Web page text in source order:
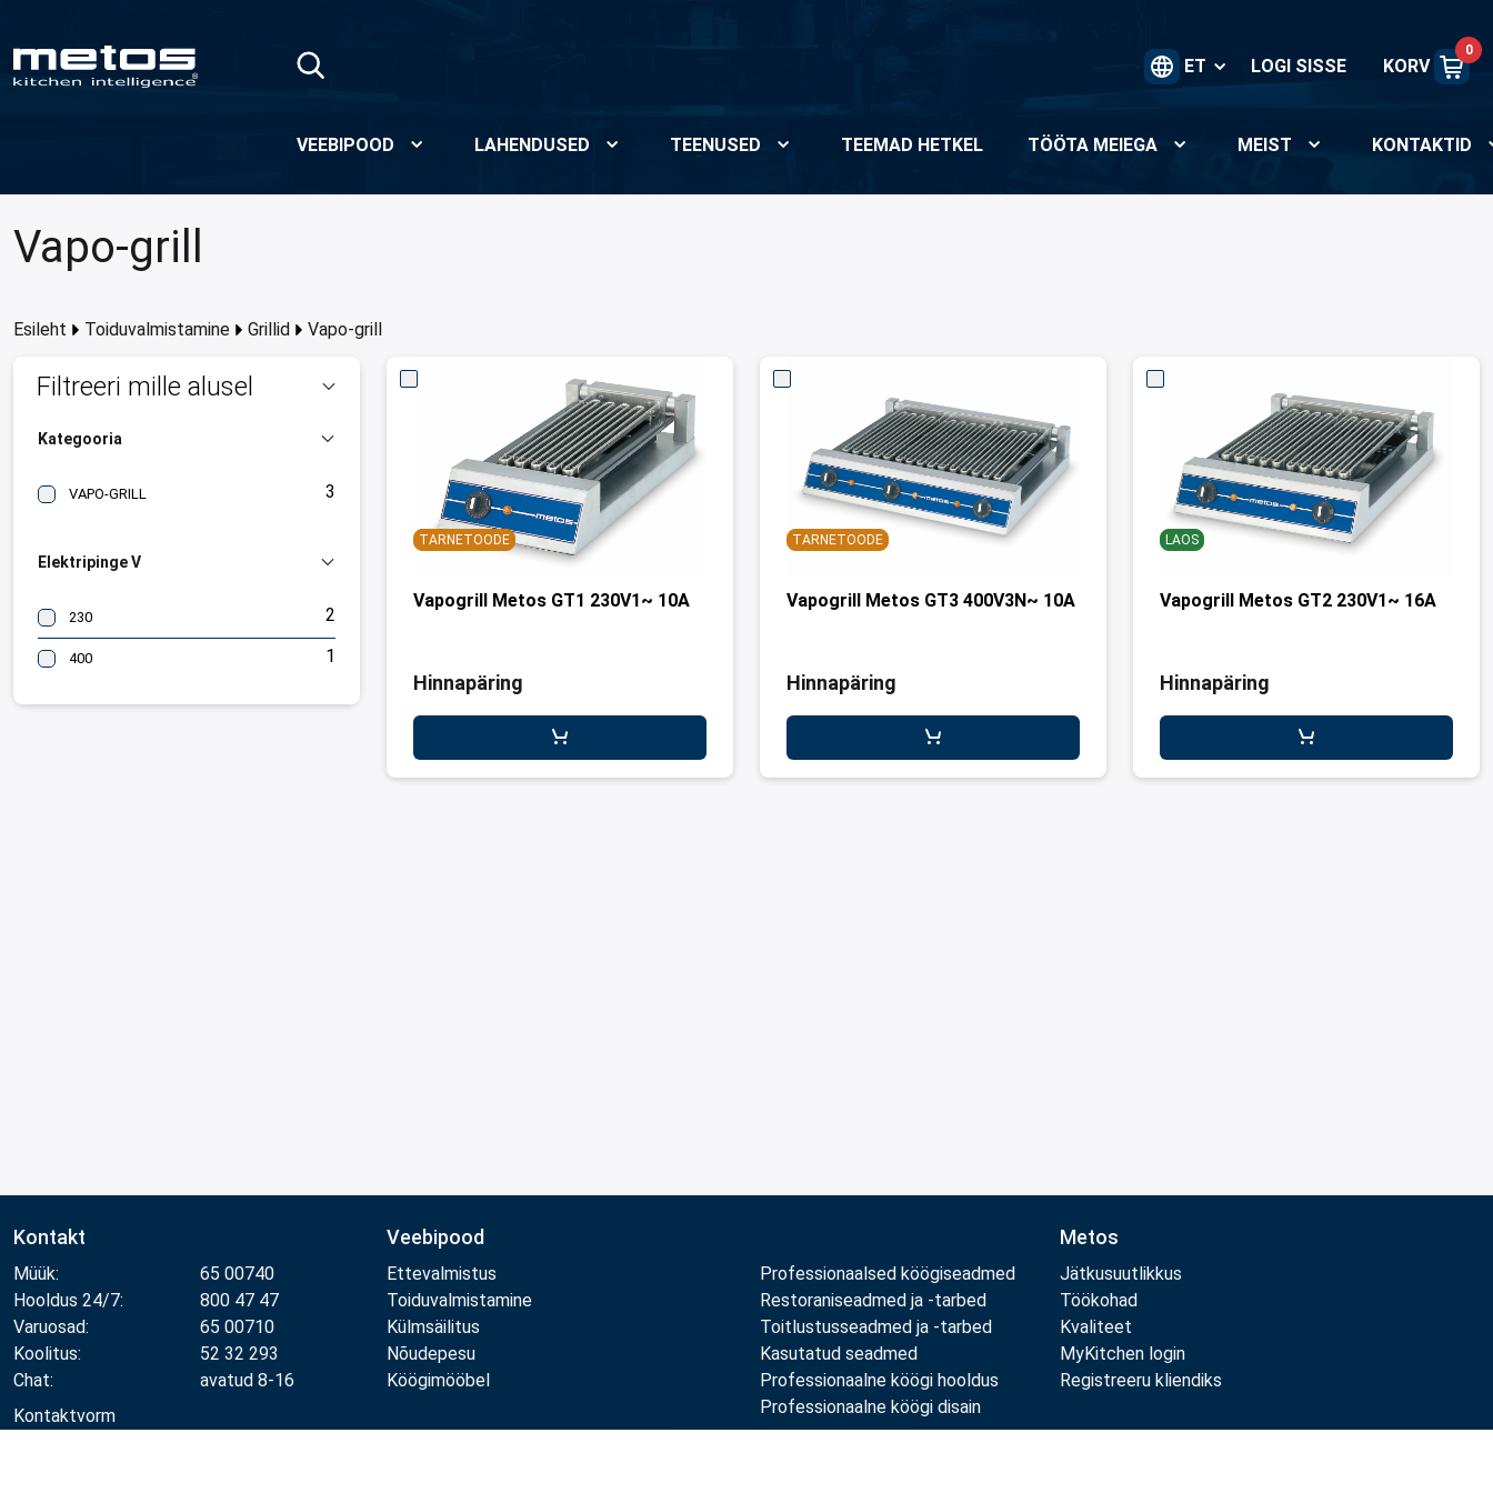
ET LOGI SISSE KORV
0
VEEBIPOOD LAHENDUSED TEENUSED TEEMAD HETKEL TÖÖTA MEIEGA MEIST KONTAKTID
Vapo-grill
Esileht Toiduvalmistamine Grillid Vapo-grill
Filtreeri mille alusel
Kategooria
VAPO-GRILL 3
Elektripinge V
230 2
400 1
TARNETOODE
Vapogrill Metos GT1 230V1~ 10A
Hinnapäring
TARNETOODE
Vapogrill Metos GT3 400V3N~ 10A
Hinnapäring
LAOS
Vapogrill Metos GT2 230V1~ 16A
Hinnapäring
Kontakt
Müük:
65 00740
Hooldus 24/7:
800 47 47
Varuosad:
65 00710
Koolitus:
52 32 293
Chat:
avatud 8-16
Kontaktvorm
Veebipood
Ettevalmistus
Toiduvalmistamine
Külmsäilitus
Nõudepesu
Köögimööbel
Professionaalsed köögiseadmed
Restoraniseadmed ja -tarbed
Toitlustusseadmed ja -tarbed
Kasutatud seadmed
Professionaalne köögi hooldus
Professionaalne köögi disain
Metos
Jätkusuutlikkus
Töökohad
Kvaliteet
MyKitchen login
Registreeru kliendiks